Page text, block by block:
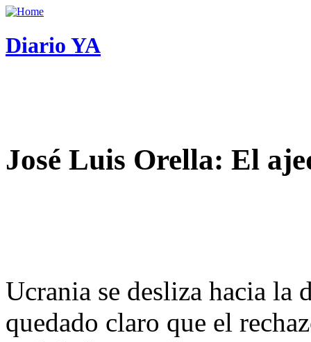
Diario YA
José Luis Orella: El
Ucrania se desliza hacia
quedado claro que el